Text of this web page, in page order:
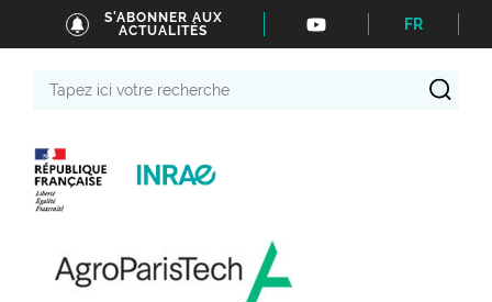
S'ABONNER AUX
ACTUALITÉS
FR